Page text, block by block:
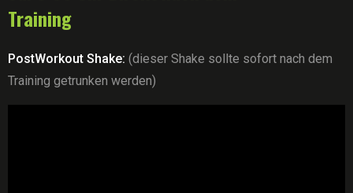
Training
PostWorkout Shake: (dieser Shake sollte sofort nach dem
Training getrunken werden)